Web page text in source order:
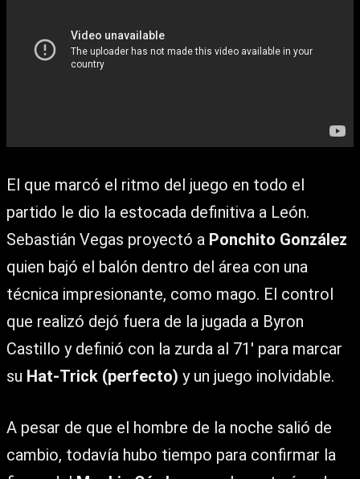
El que marcó el ritmo del juego en todo el
partido le dio la estocada definitiva a León.
Sebastián Vegas proyectó a Ponchito González
quien bajó el balón dentro del área con una
técnica impresionante, como mago. El control
que realizó dejó fuera de la jugada a Byron
Castillo y definió con la zurda al 71′ para marcar
su Hat-Trick (perfecto) y un juego inolvidable.
A pesar de que el hombre de la noche salió de
cambio, todavía hubo tiempo para confirmar la